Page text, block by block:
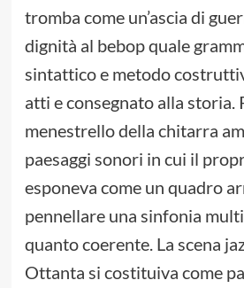
tromba come un’ascia di
dignità al bebop quale
sintattico e metodo
atti e consegnato alla storia.
menestrello della chitarra
paesaggi sonori in cui il
esponeva come un quadro
pennellare una sinfonia
quanto coerente. La scena
Ottanta si costituiva come